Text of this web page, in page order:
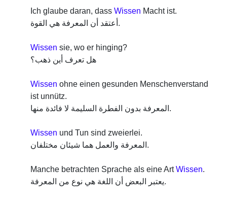
Ich glaube daran, dass Wissen Macht ist.
أعتقد أن المعرفة هي القوة.
Wissen sie, wo er hinging?
Wissen ohne einen gesunden Menschenverstand
ist unnütz.
المعرفة بدون الفطرة السليمة لا فائدة منها.
Wissen und Tun sind zweierlei.
المعرفة والعمل هما شيئان مختلفان.
Manche betrachten Sprache als eine ArtWissen.
يعتبر البعض أن اللغة هي نوع من المعرفة.